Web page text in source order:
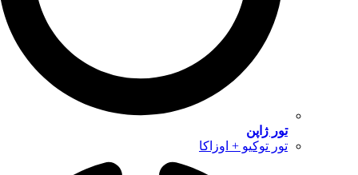
تور ژاپن
تور توکیو + اوزاکا